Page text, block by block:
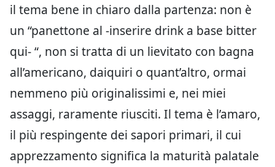
il tema bene in chiaro dalla partenza: non è
un “panettone al -inserire drink a base bitter
qui- “, non si tratta di un lievitato con bagna
all’americano, daiquiri o quant’altro, ormai
nemmeno più originalissimi e, nei miei
assaggi, raramente riusciti. Il tema è l’amaro,
il più respingente dei sapori primari, il cui
apprezzamento significa la maturità palatale